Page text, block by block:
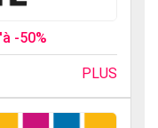
-50%
PLUS